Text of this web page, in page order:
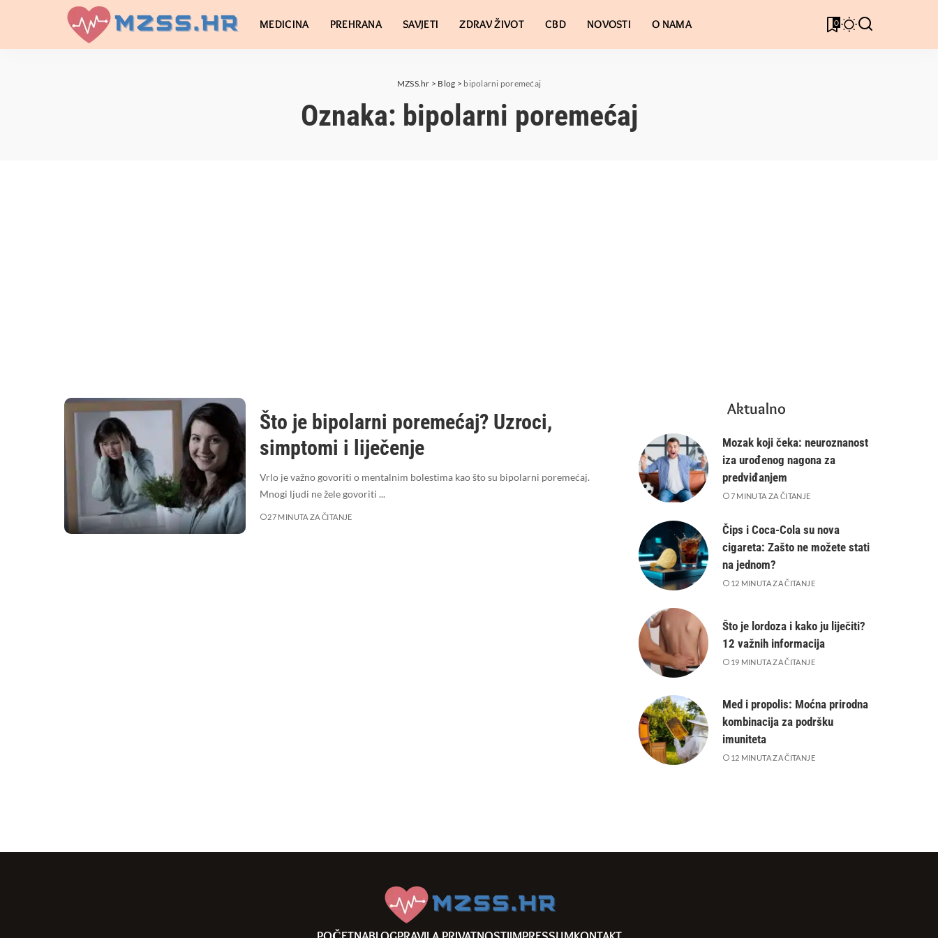
MEDICINA PREHRANA SAVJETI ZDRAV ŽIVOT CBD NOVOSTI O NAMA 0
MZSS.hr > Blog > bipolarni poremećaj
Oznaka: bipolarni poremećaj
Što je bipolarni poremećaj? Uzroci,
simptomi i liječenje
Vrlo je važno govoriti o mentalnim bolestima kao što su bipolarni poremećaj.
Mnogi ljudi ne žele govoriti ...
27 MINUTA ZA ČITANJE
Aktualno
Mozak koji čeka: neuroznanost
iza urođenog nagona za
predviđanjem
7 MINUTA ZA ČITANJE
Čips i Coca-Cola su nova
cigareta: Zašto ne možete stati
na jednom?
12 MINUTA ZA ČITANJE
Što je lordoza i kako ju liječiti?
12 važnih informacija
19 MINUTA ZA ČITANJE
Med i propolis: Moćna prirodna
kombinacija za podršku
imuniteta
12 MINUTA ZA ČITANJE